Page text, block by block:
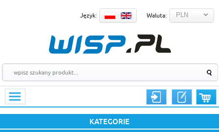
Język: Waluta:
KATEGORIE